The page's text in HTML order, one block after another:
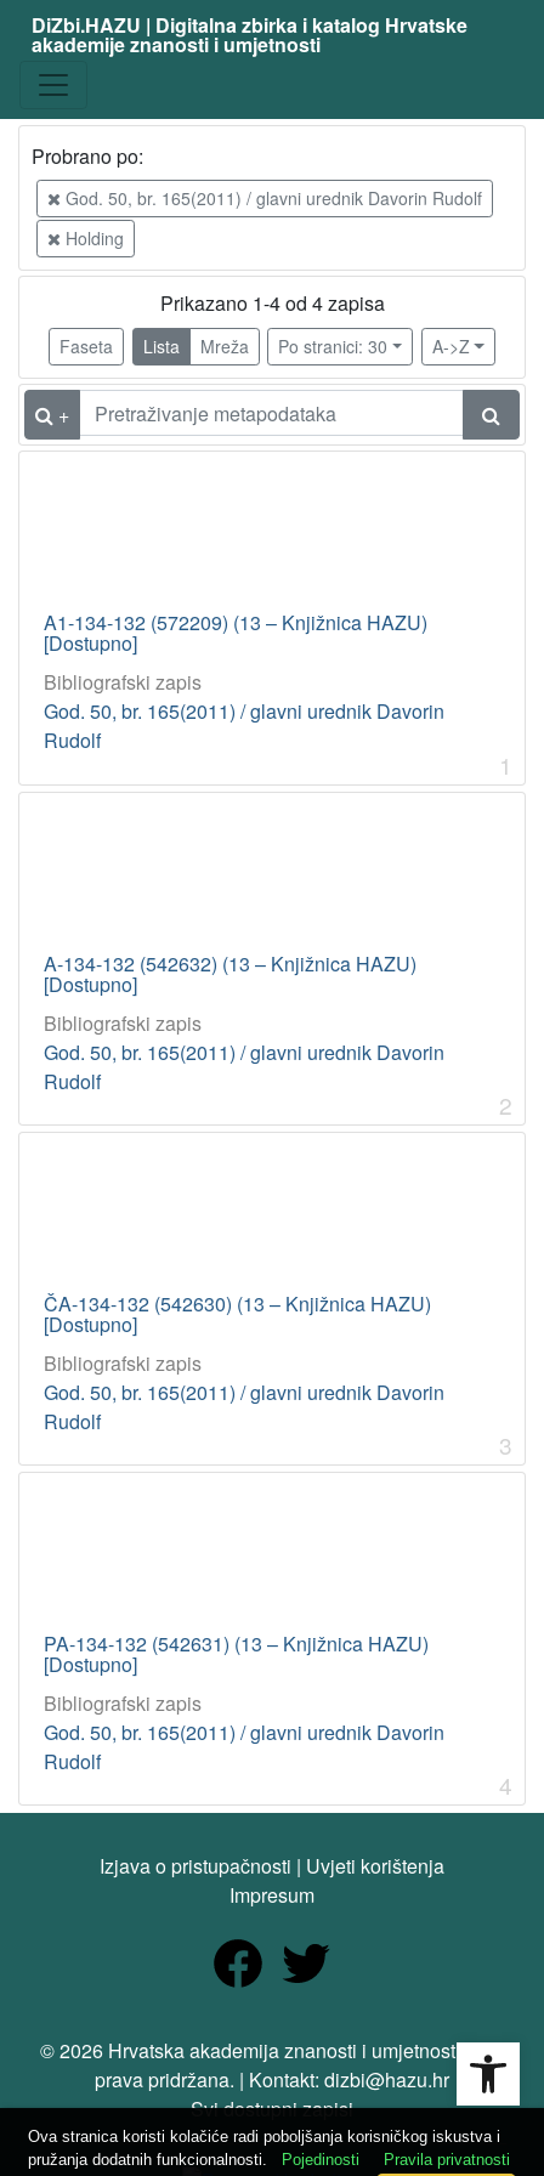
DiZbi.HAZU | Digitalna zbirka i katalog Hrvatske
akademije znanosti i umjetnosti
Probrano po:
God. 50, br. 165(2011) / glavni urednik Davorin Rudolf
Holding
Prikazano 1-4 od 4 zapisa
Faseta Lista Mreža Po stranici: 30 A->Z
+
A1-134-132 (572209) (13 – Knjižnica HAZU)
[Dostupno]
Bibliografski zapis
God. 50, br. 165(2011) / glavni urednik Davorin
Rudolf
1
A-134-132 (542632) (13 – Knjižnica HAZU)
[Dostupno]
Bibliografski zapis
God. 50, br. 165(2011) / glavni urednik Davorin
Rudolf
2
ČA-134-132 (542630) (13 – Knjižnica HAZU)
[Dostupno]
Bibliografski zapis
God. 50, br. 165(2011) / glavni urednik Davorin
Rudolf
3
PA-134-132 (542631) (13 – Knjižnica HAZU)
[Dostupno]
Bibliografski zapis
God. 50, br. 165(2011) / glavni urednik Davorin
Rudolf
4
Izjava o pristupačnosti | Uvjeti korištenja
Impresum
© 2026 Hrvatska akademija znanosti i umjetnosti. Sva
prava pridržana. | Kontakt: dizbi@hazu.hr
Svi dostupni zapisi
Ova stranica koristi kolačiće radi poboljšanja korisničkog iskustva i
pružanja dodatnih funkcionalnosti.
Pojedinosti Pravila privatnosti